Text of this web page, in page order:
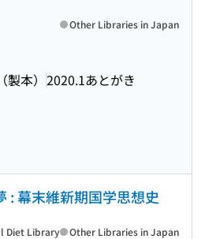
本） 2020.1あとがき
Other Libraries in Japan
: 幕末維新期国学思想史
Diet Library Other Libraries in Japan